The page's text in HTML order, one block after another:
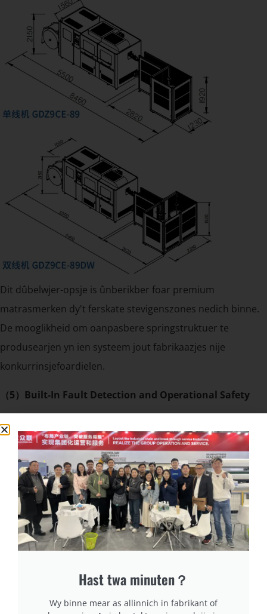
Dit dûbelwjer-opsje is ûnberikber foar premium
matrasmerken dy't ferskate stevigenszones nedich binne.
De mooglikheid om oanpasbere springstruktuer te
produsearjen yn ien systeem jout fabrikaazjes nije
konkurrinsjefoardielen.
（5）Built-In Fault Detection and Operational Safety
In masine wurdt echt effisjint allinnich as it ûnnecessêre
stilstân foarkomt. De GDZ9C-searje omfettet ferskate
monitoringsystemen:
Dekking fan breuk yn draad
Deteksje fan misalignemint fan stof
Overbelestingbeskerming
Automatyske stopfunksjes
te foarkommen, wat in feiliger en better voorspelber
produksjeomjouwing skeppe.
Hast twa minuten？
Wy binne mear as allinnich in fabrikant of